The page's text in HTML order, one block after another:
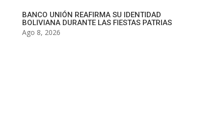
BANCO UNIÓN REAFIRMA SU IDENTIDAD
BOLIVIANA DURANTE LAS FIESTAS PATRIAS
Ago 8, 2026